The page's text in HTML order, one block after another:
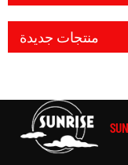
منتجات جديدة